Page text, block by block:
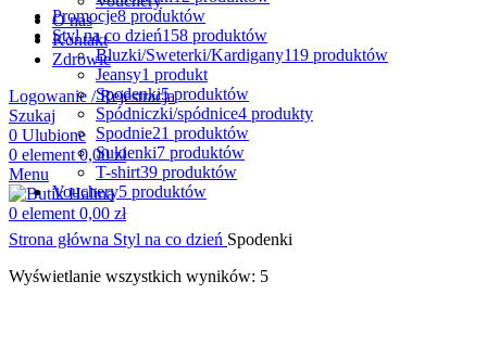
O nas
Kontakt
Zdrowie
Logowanie / Rejestracja
Szukaj
0 Ulubione
0 element 0,00zł
Menu
0 element 0,00 zł
Promocje8 produktów
Styl na co dzień158 produktów
Bluzki/Sweterki/Kardigany119 produktów
Jeansy1 produkt
Spodenki5 produktów
Spódniczki/spódnice4 produkty
Spodnie21 produktów
Sukienki7 produktów
T-shirt39 produktów
Vouchery5 produktów
Strona główna Styl na co dzień Spodenki
Wyświetlanie wszystkich wyników: 5Posortowane